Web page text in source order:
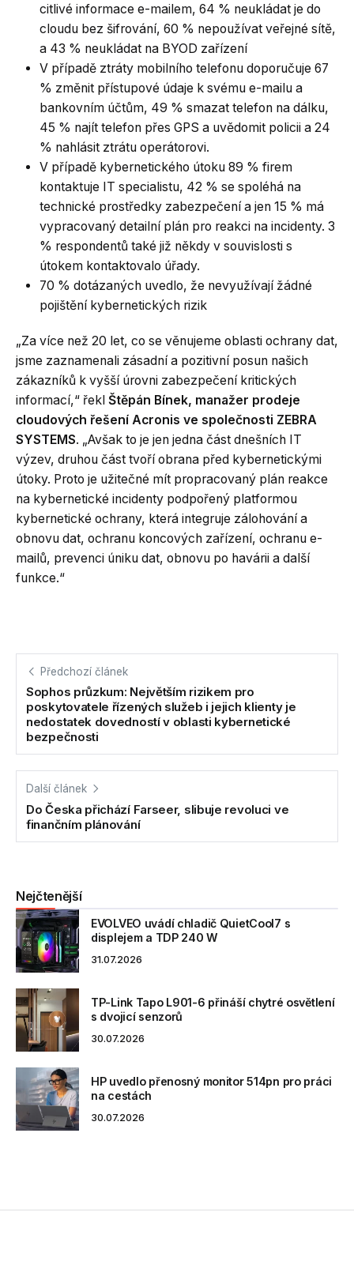
citlivé informace e-mailem, 64 % neukládat je do
cloudu bez šifrování, 60 % nepoužívat veřejné sítě,
a 43 % neukládat na BYOD zařízení
V případě ztráty mobilního telefonu doporučuje 67
% změnit přístupové údaje k svému e-mailu a
bankovním účtům, 49 % smazat telefon na dálku,
45 % najít telefon přes GPS a uvědomit policii a 24
% nahlásit ztrátu operátorovi.
V případě kybernetického útoku 89 % firem
kontaktuje IT specialistu, 42 % se spoléhá na
technické prostředky zabezpečení a jen 15 % má
vypracovaný detailní plán pro reakci na incidenty. 3
% respondentů také již někdy v souvislosti s
útokem kontaktovalo úřady.
70 % dotázaných uvedlo, že nevyužívají žádné
pojištění kybernetických rizik
„Za více než 20 let, co se věnujeme oblasti ochrany dat,
jsme zaznamenali zásadní a pozitivní posun našich
zákazníků k vyšší úrovni zabezpečení kritických
informací,“ řekl Štěpán Bínek, manažer prodeje
cloudových řešení Acronis ve společnosti ZEBRA
SYSTEMS. „Avšak to je jen jedna část dnešních IT
výzev, druhou část tvoří obrana před kybernetickými
útoky. Proto je užitečné mít propracovaný plán reakce
na kybernetické incidenty podpořený platformou
kybernetické ochrany, která integruje zálohování a
obnovu dat, ochranu koncových zařízení, ochranu e-
mailů, prevenci úniku dat, obnovu po havárii a další
funkce.“
Předchozí článek
Sophos průzkum: Největším rizikem pro
poskytovatele řízených služeb i jejich klienty je
nedostatek dovedností v oblasti kybernetické
bezpečnosti
Další článek
Do Česka přichází Farseer, slibuje revoluci ve
finančním plánování
Nejčtenější
EVOLVEO uvádí chladič QuietCool7 s
displejem a TDP 240 W
31.07.2026
TP-Link Tapo L901-6 přináší chytré osvětlení
s dvojicí senzorů
30.07.2026
HP uvedlo přenosný monitor 514pn pro práci
na cestách
30.07.2026